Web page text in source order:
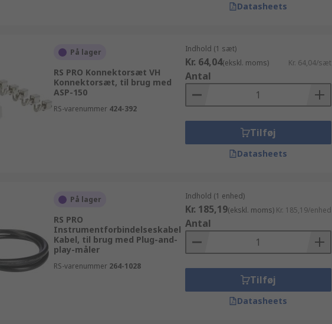
Datasheets
På lager
RS PRO Konnektorsæt VH
Konnektorsæt, til brug med
ASP-150
RS-varenummer 424-392
Indhold (1 sæt)
Kr. 64,04(ekskl. moms) Kr. 64,04/sæt
Antal
Tilføj
Datasheets
På lager
RS PRO
Instrumentforbindelseskabel
Kabel, til brug med Plug-and-
play-måler
RS-varenummer 264-1028
Indhold (1 enhed)
Kr. 185,19(ekskl. moms) Kr. 185,19/enhed
Antal
Tilføj
Datasheets